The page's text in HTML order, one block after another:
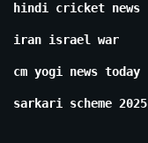
hindi cricket news
iran israel war
cm yogi news today
sarkari scheme 2025